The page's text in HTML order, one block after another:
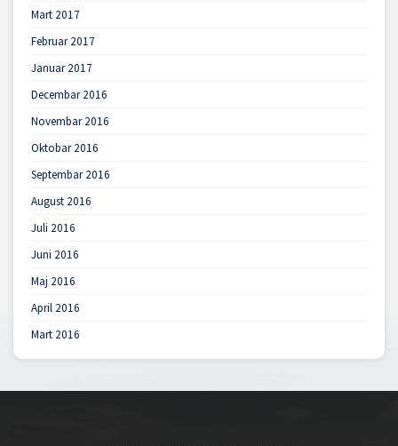
Mart 2017
Februar 2017
Januar 2017
Decembar 2016
Novembar 2016
Oktobar 2016
Septembar 2016
August 2016
Juli 2016
Juni 2016
Maj 2016
April 2016
Mart 2016